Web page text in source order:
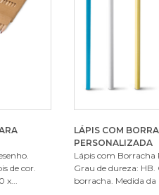
de cor.
x...
LÁPIS COM
PERSONALIZADA
Lápis com Borracha
Grau de dureza: HB.
borracha. Medida da